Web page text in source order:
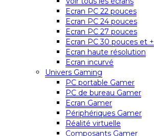
Ecran PC 22 pouces
Ecran PC 24 pouces
Ecran PC 27 pouces
Ecran PC 30 pouces et +
Ecran haute résolution
Ecran incurvé
Univers Gaming
PC portable Gamer
PC de bureau Gamer
Ecran Gamer
Périphériques Gamer
Réalité virtuelle
Composants Gamer